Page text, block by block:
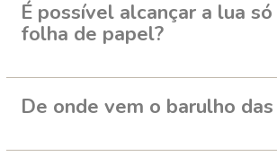
É possível alcançar a lua
folha de papel?
De onde vem o barulho das